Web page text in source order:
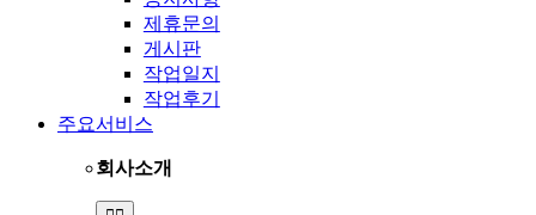
제휴문의
게시판
작업일지
작업후기
주요서비스
회사소개